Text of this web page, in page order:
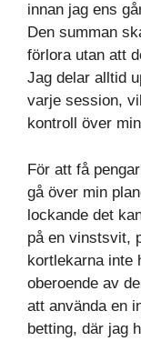
innan jag ens
Den summan
förlora utan att
Jag delar alltid
varje session,
kontroll över
För att få
gå över min
lockande det
på en vinstsvit,
kortlekarna inte
oberoende av
att använda en
betting, där jag